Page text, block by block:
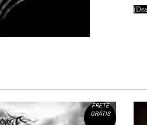
FRETE
GRÁTIS